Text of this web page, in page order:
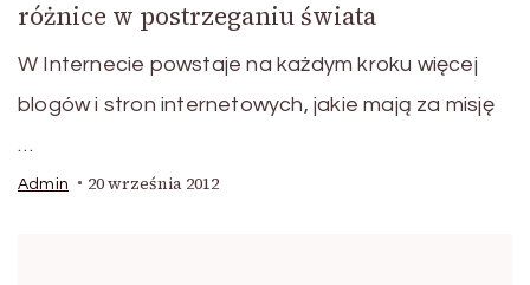
różnice w postrzeganiu świata
W Internecie powstaje na każdym kroku więcej
blogów i stron internetowych, jakie mają za misję
…
Admin 20 września 2012